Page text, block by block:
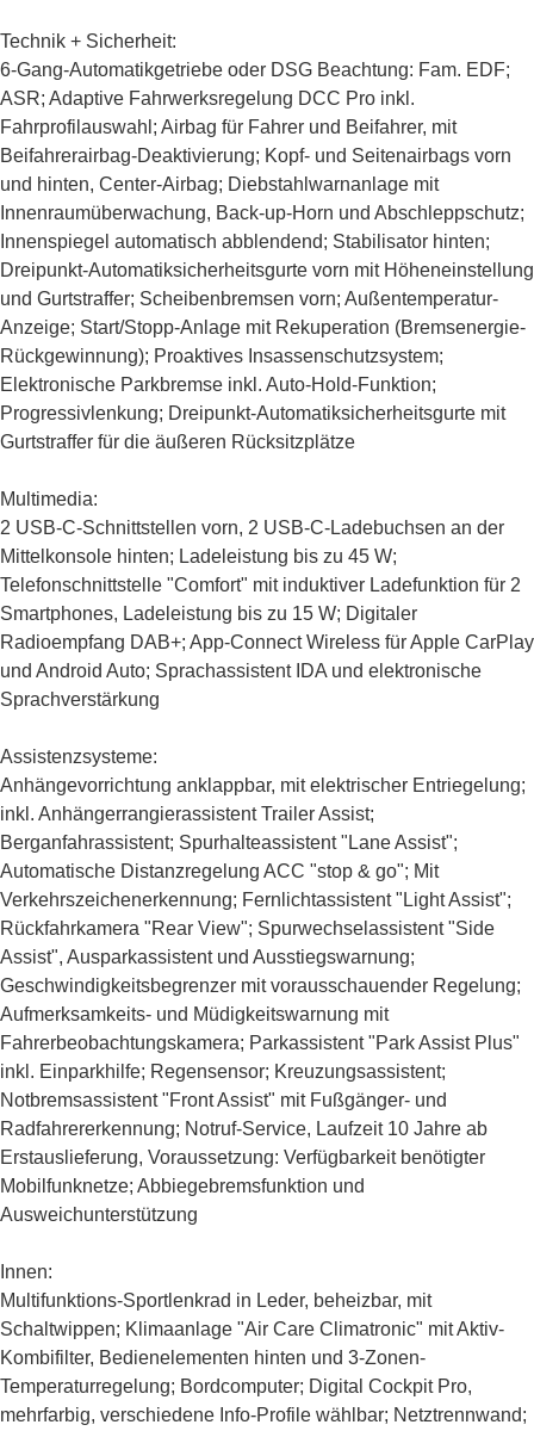
Technik + Sicherheit:
6-Gang-Automatikgetriebe oder DSG Beachtung: Fam. EDF;
ASR; Adaptive Fahrwerksregelung DCC Pro inkl.
Fahrprofilauswahl; Airbag für Fahrer und Beifahrer, mit
Beifahrerairbag-Deaktivierung; Kopf- und Seitenairbags vorn
und hinten, Center-Airbag; Diebstahlwarnanlage mit
Innenraumüberwachung, Back-up-Horn und Abschleppschutz;
Innenspiegel automatisch abblendend; Stabilisator hinten;
Dreipunkt-Automatiksicherheitsgurte vorn mit Höheneinstellung
und Gurtstraffer; Scheibenbremsen vorn; Außentemperatur-
Anzeige; Start/Stopp-Anlage mit Rekuperation (Bremsenergie-
Rückgewinnung); Proaktives Insassenschutzsystem;
Elektronische Parkbremse inkl. Auto-Hold-Funktion;
Progressivlenkung; Dreipunkt-Automatiksicherheitsgurte mit
Gurtstraffer für die äußeren Rücksitzplätze
Multimedia:
2 USB-C-Schnittstellen vorn, 2 USB-C-Ladebuchsen an der
Mittelkonsole hinten; Ladeleistung bis zu 45 W;
Telefonschnittstelle "Comfort" mit induktiver Ladefunktion für 2
Smartphones, Ladeleistung bis zu 15 W; Digitaler
Radioempfang DAB+; App-Connect Wireless für Apple CarPlay
und Android Auto; Sprachassistent IDA und elektronische
Sprachverstärkung
Assistenzsysteme:
Anhängevorrichtung anklappbar, mit elektrischer Entriegelung;
inkl. Anhängerrangierassistent Trailer Assist;
Berganfahrassistent; Spurhalteassistent "Lane Assist";
Automatische Distanzregelung ACC "stop & go"; Mit
Verkehrszeichenerkennung; Fernlichtassistent "Light Assist";
Rückfahrkamera "Rear View"; Spurwechselassistent "Side
Assist", Ausparkassistent und Ausstiegswarnung;
Geschwindigkeitsbegrenzer mit vorausschauender Regelung;
Aufmerksamkeits- und Müdigkeitswarnung mit
Fahrerbeobachtungskamera; Parkassistent "Park Assist Plus"
inkl. Einparkhilfe; Regensensor; Kreuzungsassistent;
Notbremsassistent "Front Assist" mit Fußgänger- und
Radfahrererkennung; Notruf-Service, Laufzeit 10 Jahre ab
Erstauslieferung, Voraussetzung: Verfügbarkeit benötigter
Mobilfunknetze; Abbiegebremsfunktion und
Ausweichunterstützung
Innen:
Multifunktions-Sportlenkrad in Leder, beheizbar, mit
Schaltwippen; Klimaanlage "Air Care Climatronic" mit Aktiv-
Kombifilter, Bedienelementen hinten und 3-Zonen-
Temperaturregelung; Bordcomputer; Digital Cockpit Pro,
mehrfarbig, verschiedene Info-Profile wählbar; Netztrennwand;